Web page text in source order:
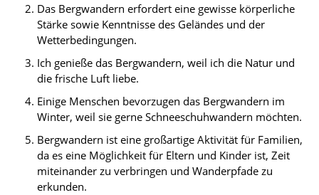
Das Bergwandern erfordert eine gewisse körperliche
Stärke sowie Kenntnisse des Geländes und der
Wetterbedingungen.
Ich genieße das Bergwandern, weil ich die Natur und
die frische Luft liebe.
Einige Menschen bevorzugen das Bergwandern im
Winter, weil sie gerne Schneeschuhwandern möchten.
Bergwandern ist eine großartige Aktivität für Familien,
da es eine Möglichkeit für Eltern und Kinder ist, Zeit
miteinander zu verbringen und Wanderpfade zu
erkunden.